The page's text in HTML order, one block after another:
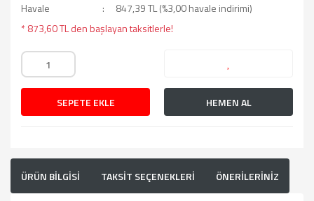
Havale
847,39 TL (%3,00 havale indirimi)
* 873,60 TL den başlayan taksitlerle!
SEPETE EKLE HEMEN AL
ÜRÜN BİLGİSİ TAKSİT SEÇENEKLERİ ÖNERİLERİNİZ